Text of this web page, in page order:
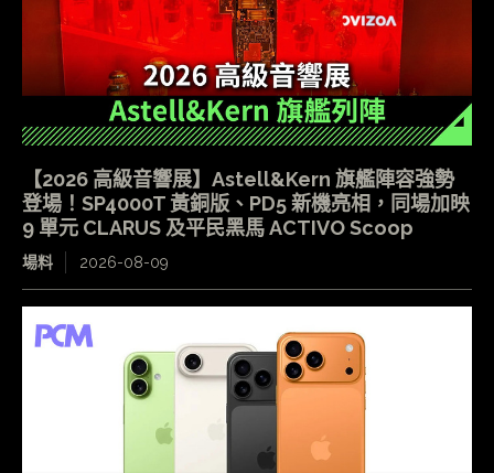
【2026 高級音響展】Astell&Kern 旗艦陣容強勢
登場！SP4000T 黃銅版、PD5 新機亮相，同場加映
9 單元 CLARUS 及平民黑馬 ACTIVO Scoop
場料 2026-08-09